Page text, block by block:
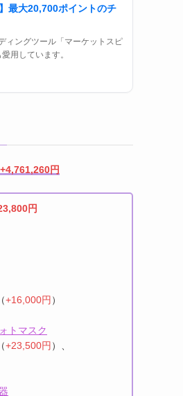
最大20,700ポイントのチ
円
+16,000円
トマスク